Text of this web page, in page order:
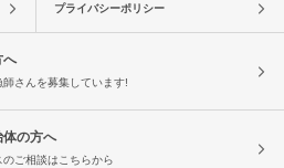
プライバシーポリシー
へ
師さんを募集しています!
体の方へ
のご相談はこちらから